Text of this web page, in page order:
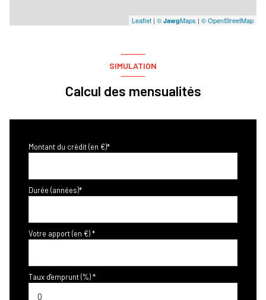
Leaflet | © JawgMaps | © OpenStreetMap
SIMULATION
Calcul des mensualités
Montant du crédit (en €)*
Durée (années)*
Votre apport (en €) *
Taux d'emprunt (%) *